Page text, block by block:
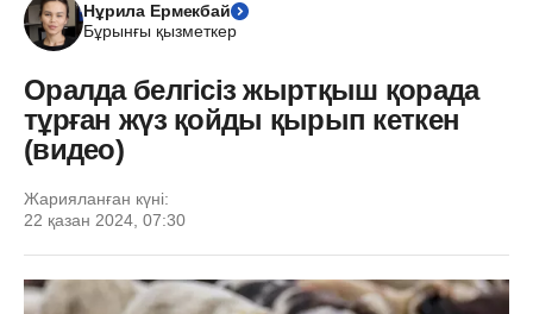
Нұрила Ермекбай
Бұрынғы қызметкер
Оралда белгісіз жыртқыш қорада
тұрған жүз қойды қырып кеткен
(видео)
Жарияланған күні:
22 қазан 2024, 07:30